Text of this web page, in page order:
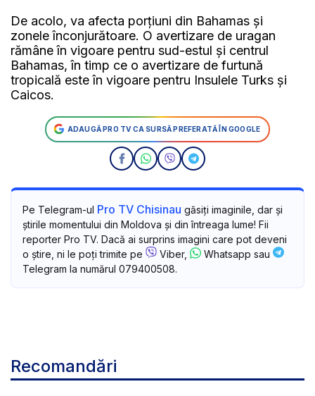
De acolo, va afecta porţiuni din Bahamas şi
zonele înconjurătoare. O avertizare de uragan
rămâne în vigoare pentru sud-estul şi centrul
Bahamas, în timp ce o avertizare de furtună
tropicală este în vigoare pentru Insulele Turks şi
Caicos.
ADAUGĂ PRO TV CA SURSĂ PREFERATĂ ÎN GOOGLE
Pe Telegram-ul Pro TV Chisinau găsiți imaginile, dar și
știrile momentului din Moldova și din întreaga lume! Fii
reporter Pro TV. Dacă ai surprins imagini care pot deveni
o știre, ni le poți trimite pe
Viber,
Whatsapp sau
Telegram la numărul 079400508.
Recomandări